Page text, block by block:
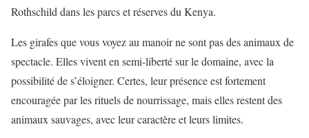
Rothschild dans les parcs et réserves du Kenya.
Les girafes que vous voyez au manoir ne sont pas des animaux de
spectacle. Elles vivent en semi-liberté sur le domaine, avec la
possibilité de s’éloigner. Certes, leur présence est fortement
encouragée par les rituels de nourrissage, mais elles restent des
animaux sauvages, avec leur caractère et leurs limites.